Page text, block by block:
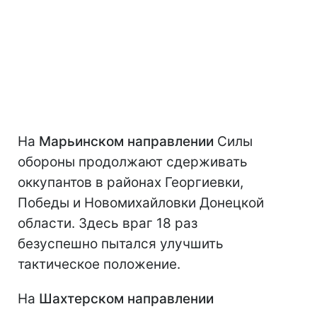
На Марьинском направлении Силы
обороны продолжают сдерживать
оккупантов в районах Георгиевки,
Победы и Новомихайловки Донецкой
области. Здесь враг 18 раз
безуспешно пытался улучшить
тактическое положение.
На Шахтерском направлении